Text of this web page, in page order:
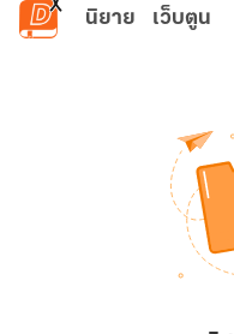
ข้ามไปยังเนื้อหาหลัก
นิยาย เว็บตูน